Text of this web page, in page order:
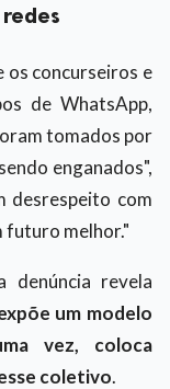
os concurseiros e
de WhatsApp,
tomados por
enganados",
desrespeito com
futuro melhor."
denúncia revela
um modelo
vez, coloca
coletivo.